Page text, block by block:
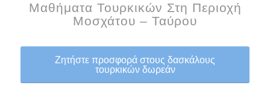
Μαθήματα Τουρκικών Στη Περιοχή
Μοσχάτου – Ταύρου
Ζητήστε προσφορά στους δασκάλους
τουρκικών δωρεάν